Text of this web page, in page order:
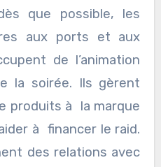
que possible, les
aux ports et aux
de l’animation
la soirée. Ils gèrent
produits à la marque
à financer le raid.
des relations avec